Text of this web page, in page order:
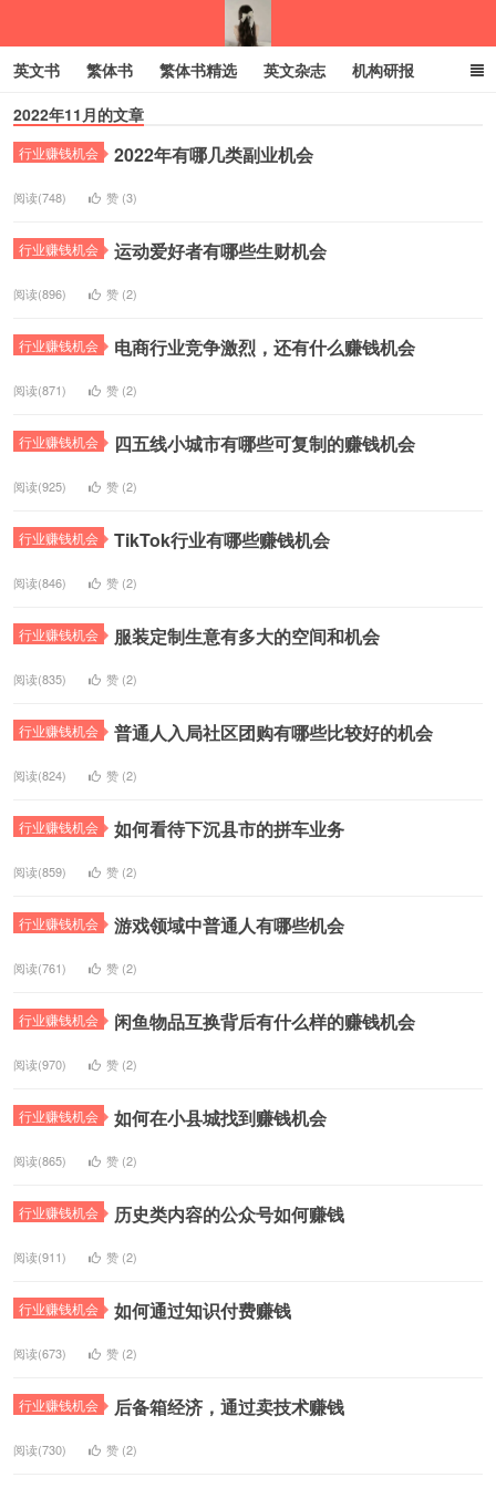
英文书 繁体书 繁体书精选 英文杂志 机构研报
小语种 绝版书
2022年11月的文章
行业赚钱机会 2022年有哪几类副业机会
阅读(748) 赞 (3)
行业赚钱机会 运动爱好者有哪些生财机会
阅读(896) 赞 (2)
行业赚钱机会 电商行业竞争激烈，还有什么赚钱机会
阅读(871) 赞 (2)
行业赚钱机会 四五线小城市有哪些可复制的赚钱机会
阅读(925) 赞 (2)
行业赚钱机会 TikTok行业有哪些赚钱机会
阅读(846) 赞 (2)
行业赚钱机会 服装定制生意有多大的空间和机会
阅读(835) 赞 (2)
行业赚钱机会 普通人入局社区团购有哪些比较好的机会
阅读(824) 赞 (2)
行业赚钱机会 如何看待下沉县市的拼车业务
阅读(859) 赞 (2)
行业赚钱机会 游戏领域中普通人有哪些机会
阅读(761) 赞 (2)
行业赚钱机会 闲鱼物品互换背后有什么样的赚钱机会
阅读(970) 赞 (2)
行业赚钱机会 如何在小县城找到赚钱机会
阅读(865) 赞 (2)
行业赚钱机会 历史类内容的公众号如何赚钱
阅读(911) 赞 (2)
行业赚钱机会 如何通过知识付费赚钱
阅读(673) 赞 (2)
行业赚钱机会 后备箱经济，通过卖技术赚钱
阅读(730) 赞 (2)